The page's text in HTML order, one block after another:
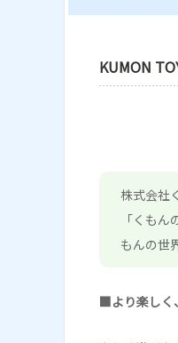
KUMON
株式会社
「くも
もんの世
■より楽しく